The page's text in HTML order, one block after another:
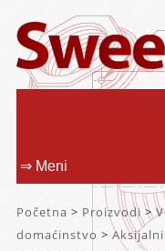
Početna > Proizvodi>
domaćinstvo >